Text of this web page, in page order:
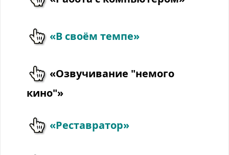
«В своём темпе»
«Озвучивание "немого
кино"»
«Реставратор»